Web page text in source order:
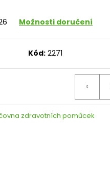
Možnosti doručení
Kód: 2271
zdravotních pomůcek